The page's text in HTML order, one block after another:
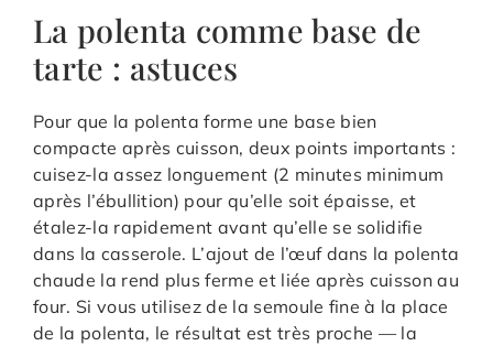
La polenta comme base de
tarte : astuces
Pour que la polenta forme une base bien
compacte après cuisson, deux points importants :
cuisez-la assez longuement (2 minutes minimum
après l’ébullition) pour qu’elle soit épaisse, et
étalez-la rapidement avant qu’elle se solidifie
dans la casserole. L’ajout de l’œuf dans la polenta
chaude la rend plus ferme et liée après cuisson au
four. Si vous utilisez de la semoule fine à la place
de la polenta, le résultat est très proche — la